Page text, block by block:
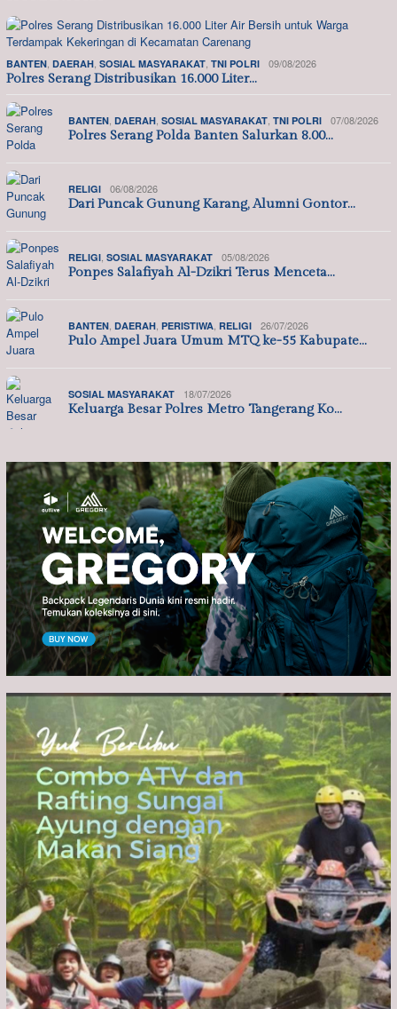
BANTEN DAERAH SOSIAL MASYARAKAT TNI POLRI 09/08/2026
Polres Serang Distribusikan 16.000 Liter…
BANTEN DAERAH SOSIAL MASYARAKAT TNI POLRI 07/08/2026
Polres Serang Polda Banten Salurkan 8.00…
RELIGI 06/08/2026
Dari Puncak Gunung Karang, Alumni Gontor…
RELIGI SOSIAL MASYARAKAT 05/08/2026
Ponpes Salafiyah Al-Dzikri Terus Menceta…
BANTEN DAERAH PERISTIWA RELIGI 26/07/2026
Pulo Ampel Juara Umum MTQ ke-55 Kabupate…
SOSIAL MASYARAKAT 18/07/2026
Keluarga Besar Polres Metro Tangerang Ko…